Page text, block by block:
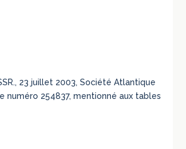
23 juillet 2003, Société Atlantique
numéro 254837, mentionné aux tables